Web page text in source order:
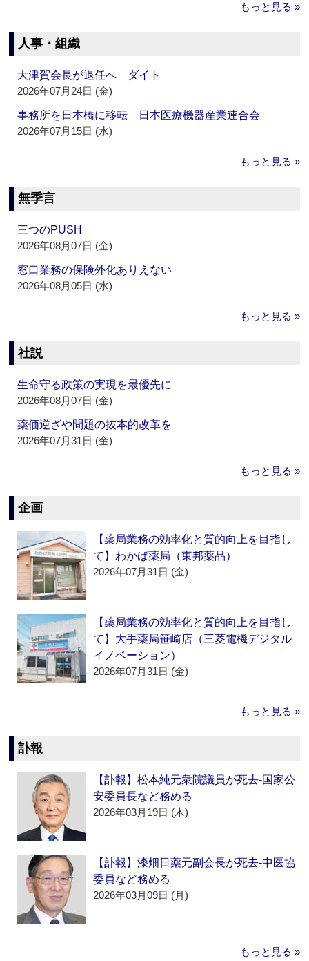
もっと見る »
人事・組織
大津賀会長が退任へ ダイト
2026年07月24日 (金)
事務所を日本橋に移転 日本医療機器産業連合会
2026年07月15日 (水)
もっと見る »
無季言
三つのPUSH
2026年08月07日 (金)
窓口業務の保険外化ありえない
2026年08月05日 (水)
もっと見る »
社説
生命守る政策の実現を最優先に
2026年08月07日 (金)
薬価逆ざや問題の抜本的改革を
2026年07月31日 (金)
もっと見る »
企画
【薬局業務の効率化と質的向上を目指し
て】わかば薬局（東邦薬品）
2026年07月31日 (金)
【薬局業務の効率化と質的向上を目指し
て】大手薬局笹崎店（三菱電機デジタル
イノベーション）
2026年07月31日 (金)
もっと見る »
訃報
【訃報】松本純元衆院議員が死去‐国家公
安委員長など務める
2026年03月19日 (木)
【訃報】漆畑日薬元副会長が死去‐中医協
委員など務める
2026年03月09日 (月)
もっと見る »